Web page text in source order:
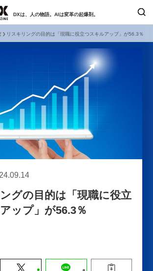
DXは、人の物語。AIは変革の起爆剤。
インタビュー
日本オムニチャネル協会
トップページ
動画
サイトマップ
お問い合わせ
個人情報保護法について
採用情報
現在開催予定のセミナー
【8/12開催】「イノベーションを
数値化する」～投資される事業の
学ぶ資金調達・巻き込みのリアル
2026-06-10
2026-08-07
リスキリングの目的は「現職に役立つスキルアップ」が56.3％
グの目的は「現職に役立
ップ」が56.3％